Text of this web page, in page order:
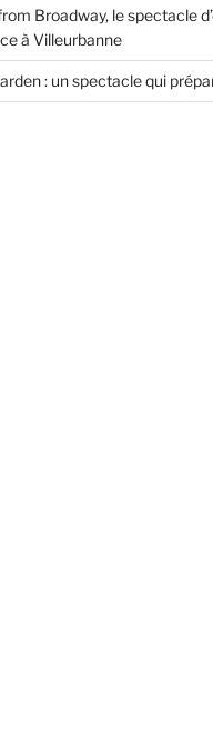
Broadway, le spectacle
à Villeurbanne
: un spectacle qui